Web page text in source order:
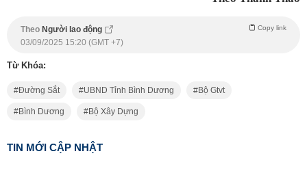
Theo Người lao động Copy link
03/09/2025 15:20 (GMT +7)
Từ Khóa:
Đường Sắt UBND Tỉnh Bình Dương Bộ Gtvt
Bình Dương Bộ Xây Dựng
TIN MỚI CẬP NHẬT